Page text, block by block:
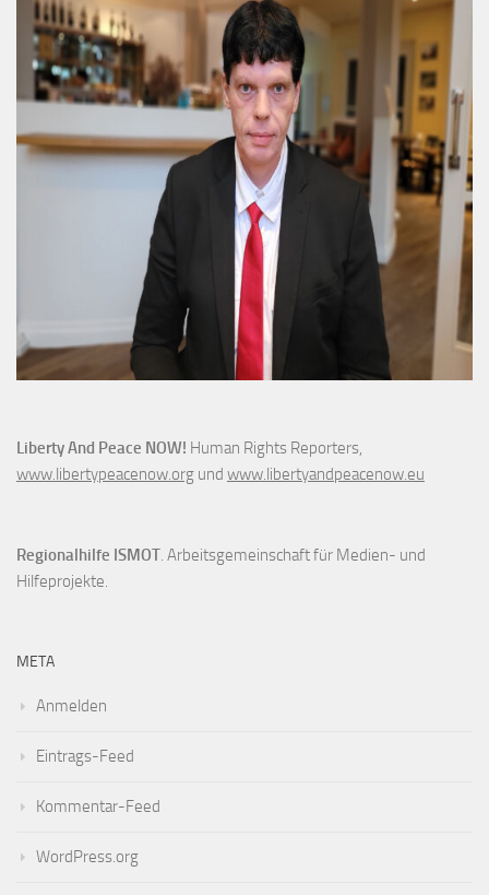
Liberty And Peace NOW! Human Rights Reporters,
www.libertypeacenow.org und www.libertyandpeacenow.eu
Regionalhilfe ISMOT. Arbeitsgemeinschaft für Medien- und
Hilfeprojekte.
META
Anmelden
Eintrags-Feed
Kommentar-Feed
WordPress.org